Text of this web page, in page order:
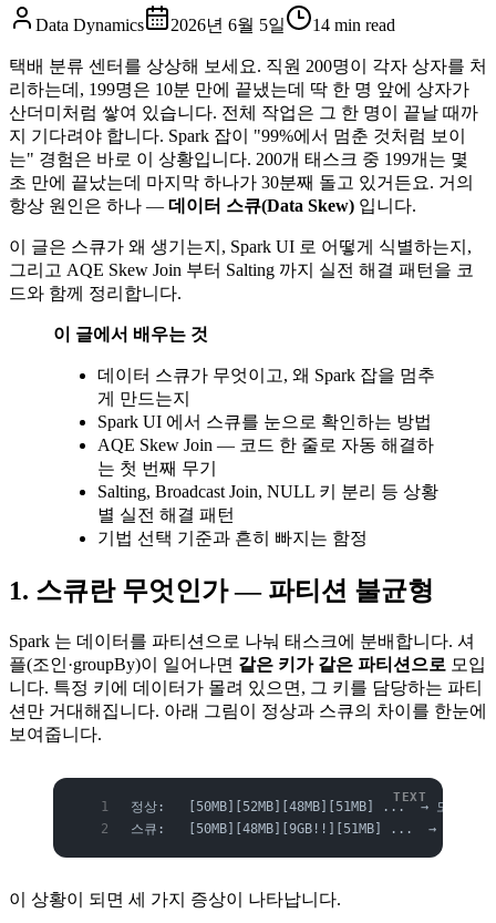
Data Dynamics 2026년 6월 5일 14 min read
택배 분류 센터를 상상해 보세요. 직원 200명이 각자 상자를 처
리하는데, 199명은 10분 만에 끝냈는데 딱 한 명 앞에 상자가
산더미처럼 쌓여 있습니다. 전체 작업은 그 한 명이 끝날 때까
지 기다려야 합니다. Spark 잡이 "99%에서 멈춘 것처럼 보이
는" 경험은 바로 이 상황입니다. 200개 태스크 중 199개는 몇
초 만에 끝났는데 마지막 하나가 30분째 돌고 있거든요. 거의
항상 원인은 하나 — 데이터 스큐(Data Skew) 입니다.
이 글은 스큐가 왜 생기는지, Spark UI 로 어떻게 식별하는지,
그리고 AQE Skew Join 부터 Salting 까지 실전 해결 패턴을 코
드와 함께 정리합니다.
이 글에서 배우는 것
데이터 스큐가 무엇이고, 왜 Spark 잡을 멈추
게 만드는지
Spark UI 에서 스큐를 눈으로 확인하는 방법
AQE Skew Join — 코드 한 줄로 자동 해결하
는 첫 번째 무기
Salting, Broadcast Join, NULL 키 분리 등 상황
별 실전 해결 패턴
기법 선택 기준과 흔히 빠지는 함정
1. 스큐란 무엇인가 — 파티션 불균형
Spark 는 데이터를 파티션으로 나눠 태스크에 분배합니다. 셔
플(조인·groupBy)이 일어나면 같은 키가 같은 파티션으로 모입
니다. 특정 키에 데이터가 몰려 있으면, 그 키를 담당하는 파티
션만 거대해집니다. 아래 그림이 정상과 스큐의 차이를 한눈에
보여줍니다.
정상:   [50MB][52MB][48MB][51MB] ...  → 모든 태스
스큐:   [50MB][48MB][9GB!!][51MB] ...  → 한 태스
이 상황이 되면 세 가지 증상이 나타납니다.